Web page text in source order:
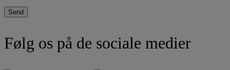
Følg os på de sociale medier